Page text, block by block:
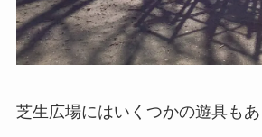
芝生広場にはいくつかの遊具もあ